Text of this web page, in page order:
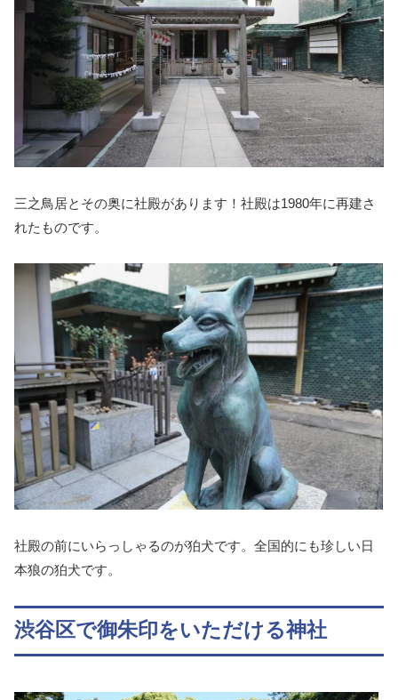
三之鳥居とその奥に社殿があります！社殿は1980年に再建さ
れたものです。
社殿の前にいらっしゃるのが狛犬です。全国的にも珍しい日
本狼の狛犬です。
渋谷区で御朱印をいただける神社